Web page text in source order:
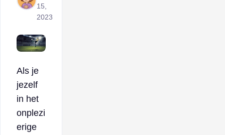
15,
2023
Als je
jezelf
in het
onplezi
erige